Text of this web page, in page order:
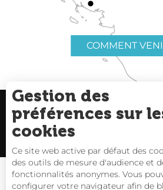
COMMENT
Charte du voyageur
Espace Pro
Gestion des
préférences sur
cookies
Ce site web active par défaut des
des outils de mesure d'audience et
fonctionnalités anonymes. Vous
configurer votre navigateur afin de